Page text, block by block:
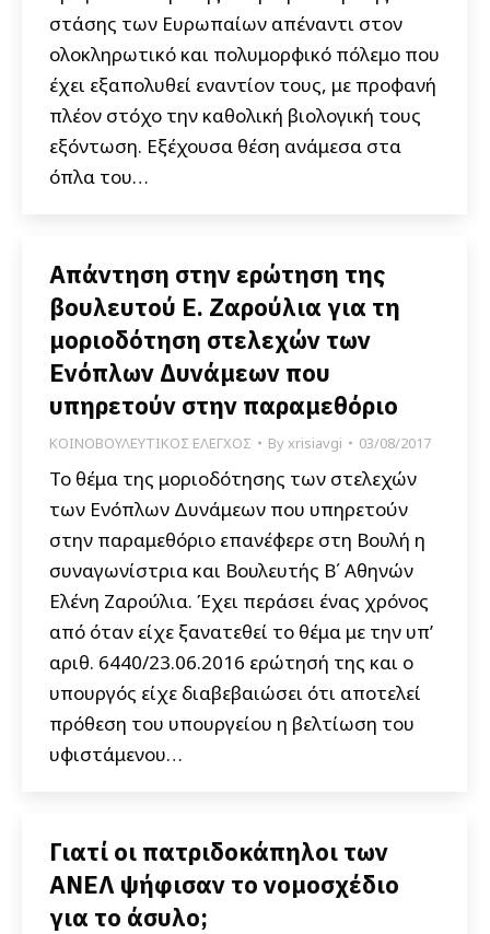
στάσης των Ευρωπαίων απέναντι στον
ολοκληρωτικό και πολυμορφικό πόλεμο που
έχει εξαπολυθεί εναντίον τους, με προφανή
πλέον στόχο την καθολική βιολογική τους
εξόντωση. Εξέχουσα θέση ανάμεσα στα
όπλα του…
Απάντηση στην ερώτηση της
βουλευτού Ε. Ζαρούλια για τη
μοριοδότηση στελεχών των
Ενόπλων Δυνάμεων που
υπηρετούν στην παραμεθόριο
ΚΟΙΝΟΒΟΥΛΕΥΤΙΚΟΣ ΕΛΕΓΧΟΣ Byxrisiavgi 03/08/2017
Το θέμα της μοριοδότησης των στελεχών
των Ενόπλων Δυνάμεων που υπηρετούν
στην παραμεθόριο επανέφερε στη Βουλή η
συναγωνίστρια και Βουλευτής Β΄ Αθηνών
Ελένη Ζαρούλια. Έχει περάσει ένας χρόνος
από όταν είχε ξανατεθεί το θέμα με την υπ’
αριθ. 6440/23.06.2016 ερώτησή της και ο
υπουργός είχε διαβεβαιώσει ότι αποτελεί
πρόθεση του υπουργείου η βελτίωση του
υφιστάμενου…
Γιατί οι πατριδοκάπηλοι των
ΑΝΕΛ ψήφισαν το νομοσχέδιο
για το άσυλο;